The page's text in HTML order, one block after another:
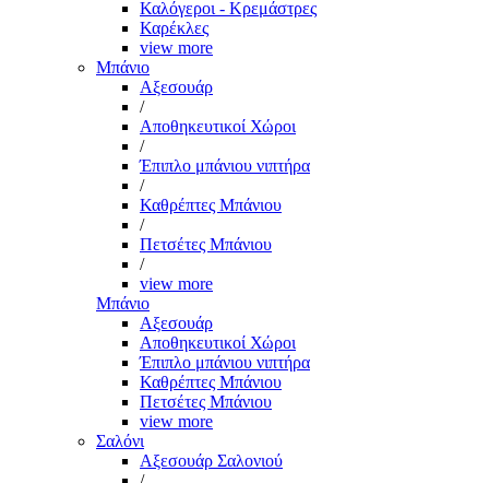
Καλόγεροι - Κρεμάστρες
Καρέκλες
view more
Μπάνιο
Αξεσουάρ
/
Αποθηκευτικοί Χώροι
/
Έπιπλο μπάνιου νιπτήρα
/
Καθρέπτες Μπάνιου
/
Πετσέτες Μπάνιου
/
view more
Μπάνιο
Αξεσουάρ
Αποθηκευτικοί Χώροι
Έπιπλο μπάνιου νιπτήρα
Καθρέπτες Μπάνιου
Πετσέτες Μπάνιου
view more
Σαλόνι
Αξεσουάρ Σαλονιού